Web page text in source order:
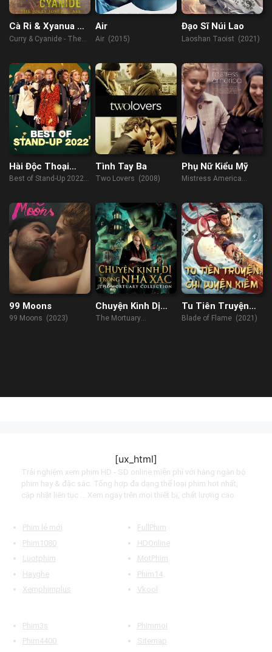
Cà Ri & Xyanua –
Vụ Án Jolly
Curry & Cyanide - The
(2023)
Air
Air (2015)
Đạo Sĩ Núi Lao
Laoshan Taoist (2021)
Hài Độc Thoại
2022: Những
Nhất
Best of Stand-Up 2022
Tình Tay Ba
Two Lovers (2008)
Phụ Nữ Kiểu Mỹ
Mistress America
99 Moons
99 Moons (2023)
Chuyện Kinh Dị
Trong Nhà Xác
The Mortuary
Tu Tiên Truyện
Chi Luyện Kiếm
Blade of Flame (2021)